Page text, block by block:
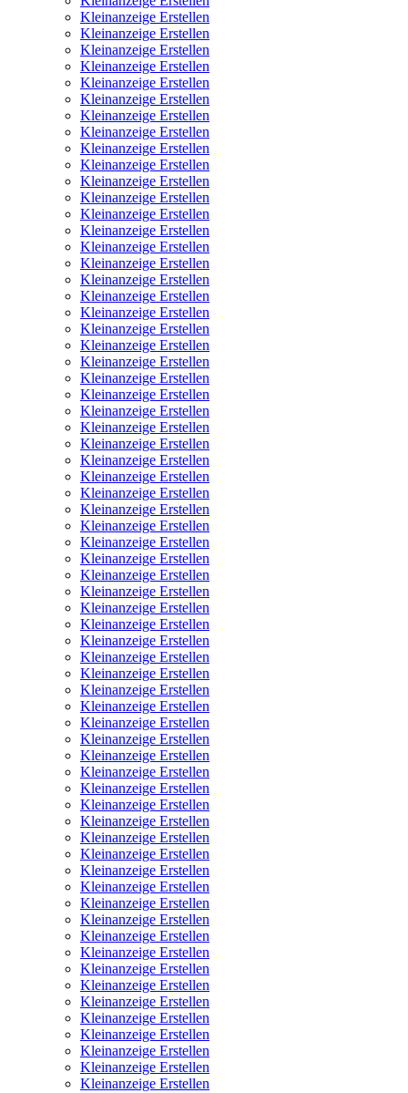
Kleinanzeige Erstellen
Kleinanzeige Erstellen
Kleinanzeige Erstellen
Kleinanzeige Erstellen
Kleinanzeige Erstellen
Kleinanzeige Erstellen
Kleinanzeige Erstellen
Kleinanzeige Erstellen
Kleinanzeige Erstellen
Kleinanzeige Erstellen
Kleinanzeige Erstellen
Kleinanzeige Erstellen
Kleinanzeige Erstellen
Kleinanzeige Erstellen
Kleinanzeige Erstellen
Kleinanzeige Erstellen
Kleinanzeige Erstellen
Kleinanzeige Erstellen
Kleinanzeige Erstellen
Kleinanzeige Erstellen
Kleinanzeige Erstellen
Kleinanzeige Erstellen
Kleinanzeige Erstellen
Kleinanzeige Erstellen
Kleinanzeige Erstellen
Kleinanzeige Erstellen
Kleinanzeige Erstellen
Kleinanzeige Erstellen
Kleinanzeige Erstellen
Kleinanzeige Erstellen
Kleinanzeige Erstellen
Kleinanzeige Erstellen
Kleinanzeige Erstellen
Kleinanzeige Erstellen
Kleinanzeige Erstellen
Kleinanzeige Erstellen
Kleinanzeige Erstellen
Kleinanzeige Erstellen
Kleinanzeige Erstellen
Kleinanzeige Erstellen
Kleinanzeige Erstellen
Kleinanzeige Erstellen
Kleinanzeige Erstellen
Kleinanzeige Erstellen
Kleinanzeige Erstellen
Kleinanzeige Erstellen
Kleinanzeige Erstellen
Kleinanzeige Erstellen
Kleinanzeige Erstellen
Kleinanzeige Erstellen
Kleinanzeige Erstellen
Kleinanzeige Erstellen
Kleinanzeige Erstellen
Kleinanzeige Erstellen
Kleinanzeige Erstellen
Kleinanzeige Erstellen
Kleinanzeige Erstellen
Kleinanzeige Erstellen
Kleinanzeige Erstellen
Kleinanzeige Erstellen
Kleinanzeige Erstellen
Kleinanzeige Erstellen
Kleinanzeige Erstellen
Kleinanzeige Erstellen
Kleinanzeige Erstellen
Kleinanzeige Erstellen